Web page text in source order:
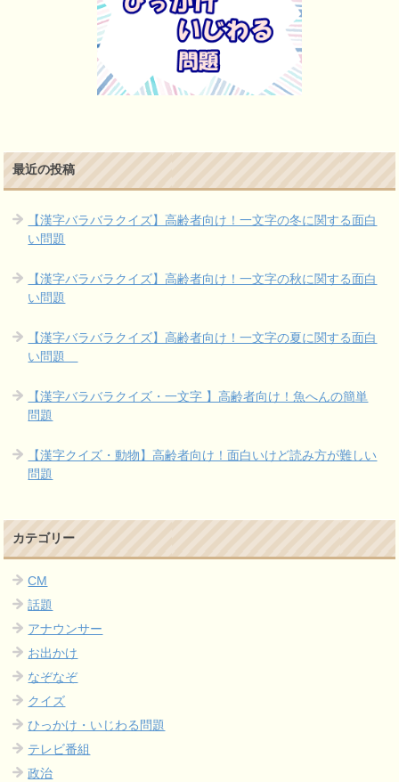
最近の投稿
【漢字バラバラクイズ】高齢者向け！一文字の冬に関する面白
い問題
【漢字バラバラクイズ】高齢者向け！一文字の秋に関する面白
い問題
【漢字バラバラクイズ】高齢者向け！一文字の夏に関する面白
い問題
【漢字バラバラクイズ・一文字 】高齢者向け！魚へんの簡単
問題
【漢字クイズ・動物】高齢者向け！面白いけど読み方が難しい
問題
カテゴリー
CM
話題
アナウンサー
お出かけ
なぞなぞ
クイズ
ひっかけ・いじわる問題
テレビ番組
政治